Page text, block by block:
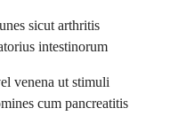
sicut arthritis
intestinorum
venena ut stimuli
cum pancreatitis